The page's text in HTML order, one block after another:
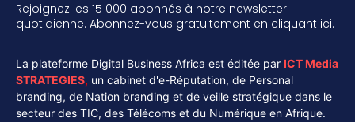
Rejoignez les 15 000 abonnés à notre newsletter
quotidienne. Abonnez-vous gratuitement en cliquant ici.
La plateforme Digital Business Africa est éditée par ICT Media
STRATEGIES, un cabinet d'e-Réputation, de Personal
branding, de Nation branding et de veille stratégique dans le
secteur des TIC, des Télécoms et du Numérique en Afrique.